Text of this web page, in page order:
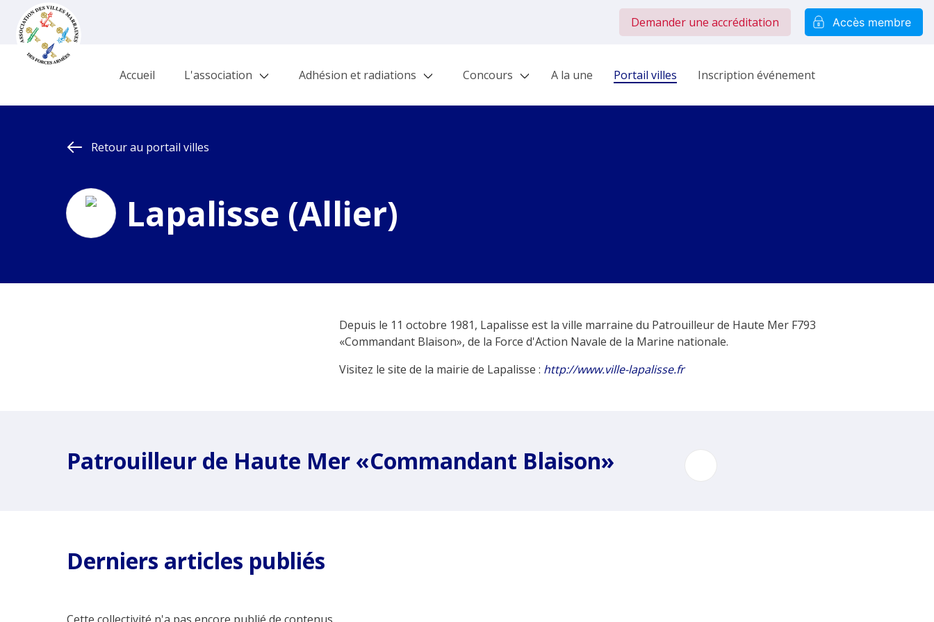
Demander une accréditation Accès membre
Accueil L'association Adhésion et radiations Concours A la une Portail villes Inscription événement
Retour au portail villes
Lapalisse (Allier)
Depuis le 11 octobre 1981, Lapalisse est la ville marraine du Patrouilleur de Haute Mer F793
«Commandant Blaison», de la Force d'Action Navale de la Marine nationale.
Visitez le site de la mairie de Lapalisse : http://www.ville-lapalisse.fr
Patrouilleur de Haute Mer «Commandant Blaison»
Derniers articles publiés